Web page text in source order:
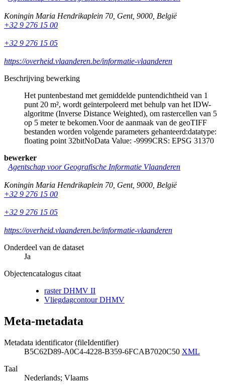
Koningin Maria Hendrikaplein 70 Gent, 9000 België
+32 9 276 15 00
+32 9 276 15 05
https://overheid.vlaanderen.be/informatie-vlaanderen
Beschrijving bewerking
Het puntenbestand met gemiddelde puntendichtheid van 1
punt 20 m², wordt geïnterpoleerd met behulp van het IDW-
algoritme (Inverse Distance Weighted), om rastercellen van 5
op 5 meter te bekomen.Voor de aanmaak van de geoTIFF
bestanden worden volgende parameters gehanteerd:datatype:
floating point 32bitNoData Value: -9999CRS: EPSG 31370
bewerker
Agentschap voor Geografische Informatie Vlaanderen
Koningin Maria Hendrikaplein 70 Gent, 9000 België
+32 9 276 15 00
+32 9 276 15 05
https://overheid.vlaanderen.be/informatie-vlaanderen
Onderdeel van de dataset
Ja
Objectencatalogus citaat
raster DHMV II
Vliegdagcontour DHMV
Meta-metadata
Metadata identificator (fileIdentifier)
B5C62D89-A0C4-4228-B359-6FCAB7020C50 XML
Taal
Nederlands; Vlaams